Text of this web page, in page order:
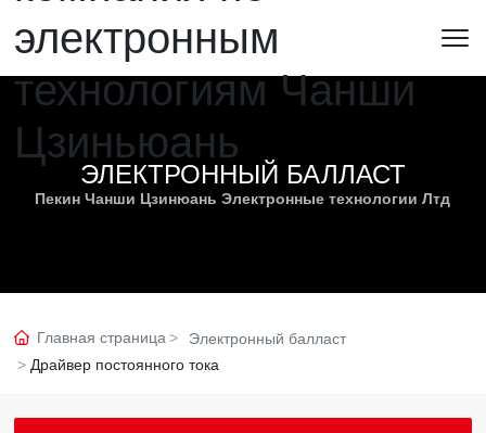
ЭЛЕКТРОННЫЙ БАЛЛАСТ
Пекин Чанши Цзинюань Электронные технологии Лтд
Главная страница
Электронный балласт
Драйвер постоянного тока